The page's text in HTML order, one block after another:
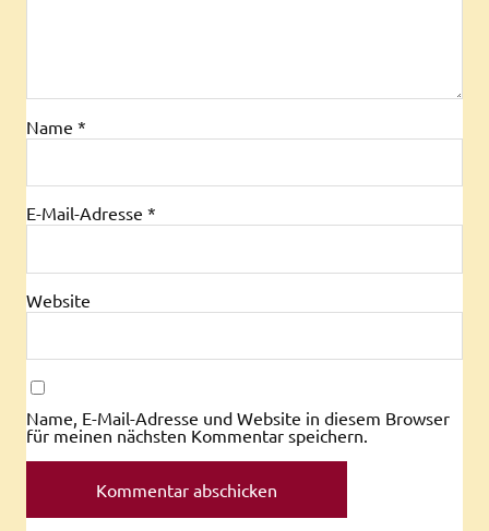
Name *
E-Mail-Adresse *
Website
Name, E-Mail-Adresse und Website in diesem Browser
für meinen nächsten Kommentar speichern.